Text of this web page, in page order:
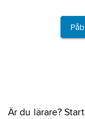
Är du lärare?